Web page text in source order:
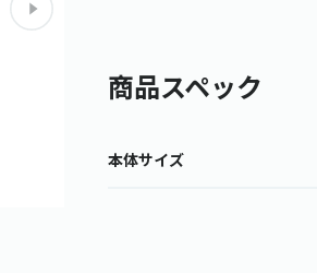
商品スペック
本体サイズ